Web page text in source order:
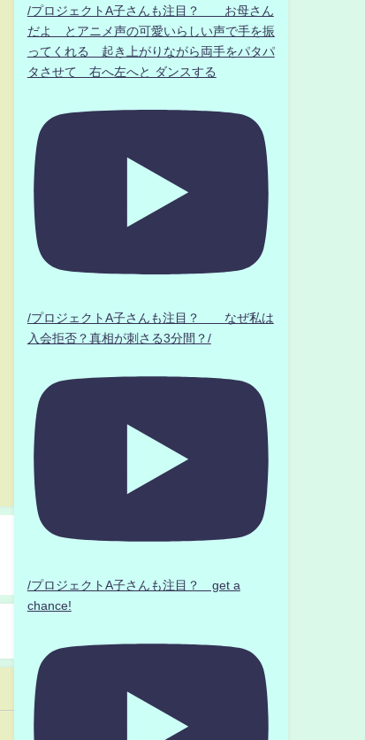
/プロジェクトA子さんも注目？ お母さん
だよ とアニメ声の可愛いらしい声で手を振
ってくれる 起き上がりながら両手をパタパ
タさせて 右へ左へと ダンスする
/プロジェクトA子さんも注目？ なぜ私は
入会拒否？真相が刺さる3分間？/
/プロジェクトA子さんも注目？ get a
chance!